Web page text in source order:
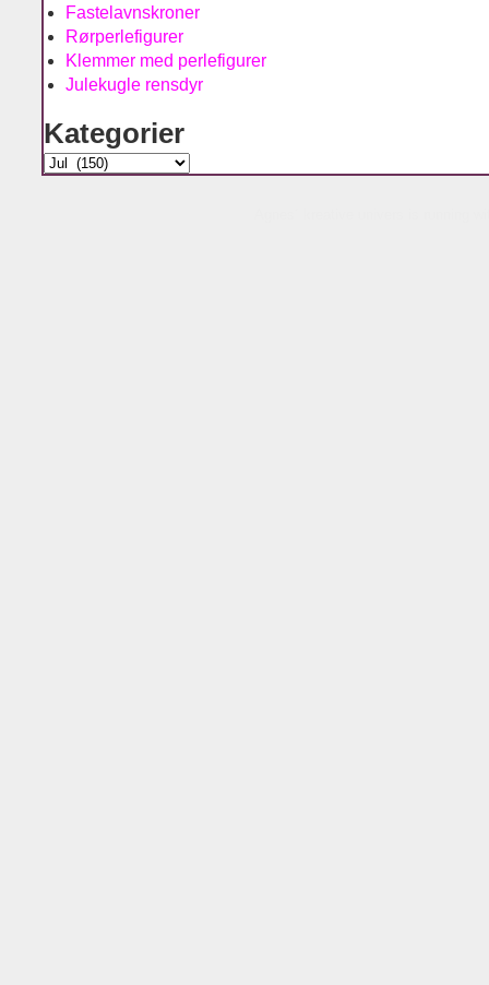
Fastelavnskroner
Rørperlefigurer
Klemmer med perlefigurer
Julekugle rensdyr
Kategorier
Kategorier